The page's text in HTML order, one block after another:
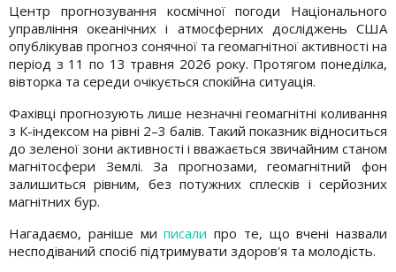
Центр прогнозування космічної погоди Національного
управління океанічних і атмосферних досліджень США
опублікував прогноз сонячної та геомагнітної активності на
період з 11 по 13 травня 2026 року. Протягом понеділка,
вівторка та середи очікується спокійна ситуація.
Фахівці прогнозують лише незначні геомагнітні коливання
з К-індексом на рівні 2–3 балів. Такий показник відноситься
до зеленої зони активності і вважається звичайним станом
магнітосфери Землі. За прогнозами, геомагнітний фон
залишиться рівним, без потужних сплесків і серйозних
магнітних бур.
Нагадаємо, раніше миписали про те, що вчені назвали
несподіваний спосіб підтримувати здоров'я та молодість.